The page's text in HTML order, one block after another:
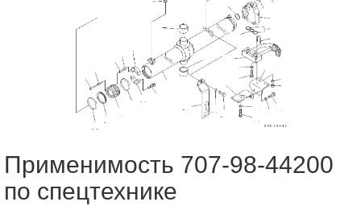
Применимость 707-98-44200
по спецтехнике